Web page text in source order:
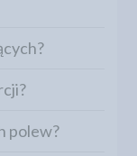
polew?